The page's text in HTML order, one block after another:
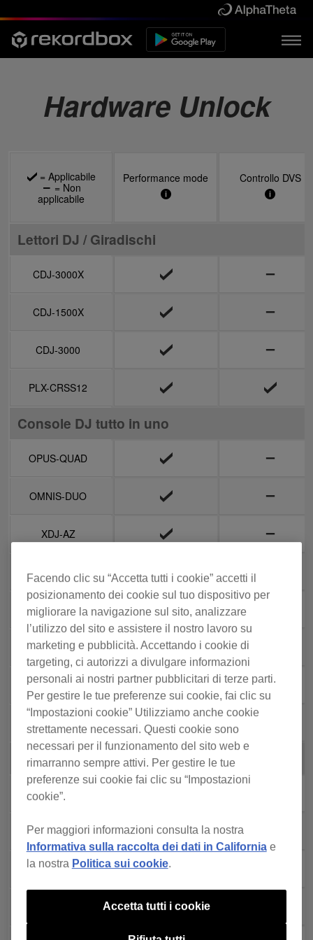
Hardware Unlock
= Applicabile
= Non
applicabile
Performance mode Controllo DVS
Lettori DJ / Giradischi
CDJ-3000X
CDJ-1500X
CDJ-3000
PLX-CRSS12
Console DJ tutto in uno
OPUS-QUAD
OMNIS-DUO
XDJ-AZ
XDJ-AN
XDJ-XZ
XDJ-RX3
XDJ-RX2
XDJ-RR
Mixer per DJ
DJM-V10
DJM-V10-LF
DJM-V5
= Applicabile
= Non
applicabile
Performance mode Controllo DVS
= Applicabile
= Non
applicabile
Performance mode Controllo DVS
Lettori DJ / Giradischi
CDJ-3000X
CDJ-1500X
CDJ-3000
PLX-CRSS12
Console DJ tutto in uno
OPUS-QUAD
OMNIS-DUO
XDJ-AZ
XDJ-AN
XDJ-XZ
XDJ-RX3
XDJ-RX2
XDJ-RR
Mixer per DJ
DJM-V10
DJM-V10-LF
DJM-V5
Facendo clic su “Accetta tutti i cookie” accetti il
posizionamento dei cookie sul tuo dispositivo per
migliorare la navigazione sul sito, analizzare
l’utilizzo del sito e assistere il nostro lavoro su
marketing e pubblicità. Accettando i cookie di
targeting, ci autorizzi a divulgare informazioni
personali ai nostri partner pubblicitari di terze parti.
Per gestire le tue preferenze sui cookie, fai clic su
“Impostazioni cookie” Utilizziamo anche cookie
strettamente necessari. Questi cookie sono
necessari per il funzionamento del sito web e
rimarranno sempre attivi. Per gestire le tue
preferenze sui cookie fai clic su “Impostazioni
cookie”.
Per maggiori informazioni consulta la nostra
Informativa sulla raccolta dei dati in Californiae
la nostra Politica sui cookie.
Accetta tutti i cookie